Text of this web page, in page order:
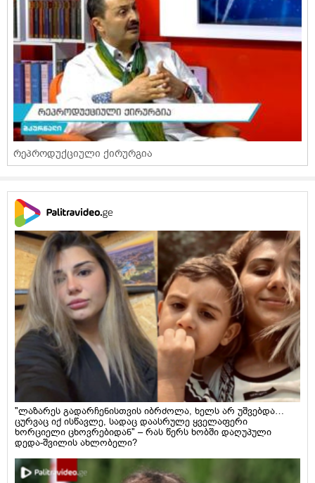
რეპროდუქციული ქირურგია
"ლაზარეს გადარჩენისთვის იბრძოლა, ხელს არ უშვებდა…
ცურვაც იქ ისწავლე, სადაც დაასრულე ყველაფერი
ხორციელი ცხოვრებიდან" – რას წერს ხობში დაღუპული
დედა-შვილის ახლობელი?